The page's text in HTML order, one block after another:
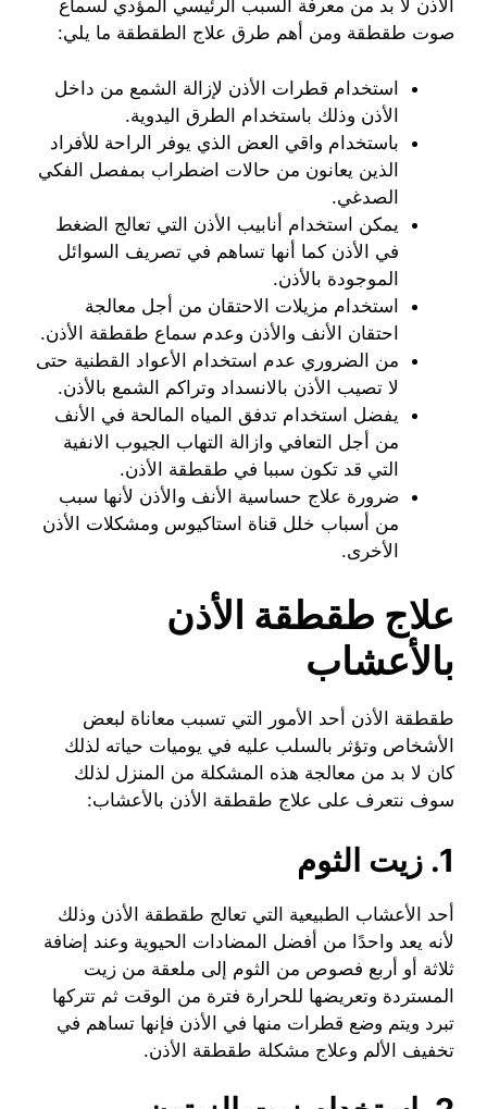
الأذن لا بد من معرفة السبب الرئيسي المؤدي لسماع
صوت طقطقة ومن أهم طرق علاج الطقطقة ما يلي:
استخدام قطرات الأذن لإزالة الشمع من داخل
الأذن وذلك باستخدام الطرق اليدوية.
باستخدام واقي العض الذي يوفر الراحة للأفراد
الذين يعانون من حالات اضطراب بمفصل الفكي
الصدغي.
يمكن استخدام أنابيب الأذن التي تعالج الضغط
في الأذن كما أنها تساهم في تصريف السوائل
الموجودة بالأذن.
استخدام مزيلات الاحتقان من أجل معالجة
احتقان الأنف والأذن وعدم سماع طقطقة الأذن.
من الضروري عدم استخدام الأعواد القطنية حتى
لا تصيب الأذن بالانسداد وتراكم الشمع بالأذن.
يفضل استخدام تدفق المياه المالحة في الأنف
من أجل التعافي وازالة التهاب الجيوب الانفية
التي قد تكون سببا في طقطقة الأذن.
ضرورة علاج حساسية الأنف والأذن لأنها سبب
من أسباب خلل قناة استاكيوس ومشكلات الأذن
الأخرى.
علاج طقطقة الأذن
بالأعشاب
طقطقة الأذن أحد الأمور التي تسبب معاناة لبعض
الأشخاص وتؤثر بالسلب عليه في يوميات حياته لذلك
كان لا بد من معالجة هذه المشكلة من المنزل لذلك
سوف نتعرف على علاج طقطقة الأذن بالأعشاب:
1. زيت الثوم
أحد الأعشاب الطبيعية التي تعالج طقطقة الأذن وذلك
لأنه يعد واحدًا من أفضل المضادات الحيوية وعند إضافة
ثلاثة أو أربع فصوص من الثوم إلى ملعقة من زيت
المستردة وتعريضها للحرارة فترة من الوقت ثم تتركها
تبرد ويتم وضع قطرات منها في الأذن فإنها تساهم في
تخفيف الألم وعلاج مشكلة طقطقة الأذن.